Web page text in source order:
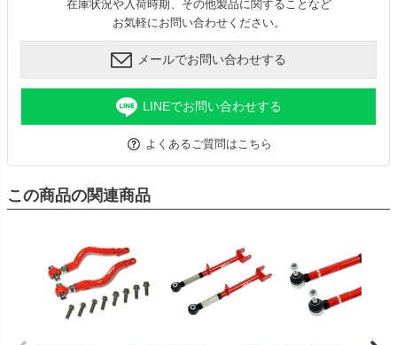
在庫状況や入荷時期、その他製品に関することなど
お気軽にお問い合わせください。
メールでお問い合わせする
LINEでお問い合わせする
よくあるご質問はこちら
この商品の関連商品